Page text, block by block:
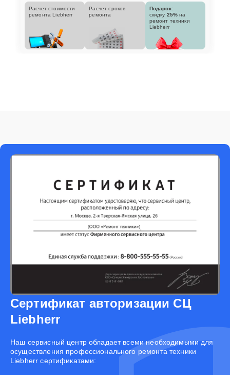
Расчет стоимости
ремонта Liebherr
Расчет сроков
ремонта
Подарок:
скидку 25% на
ремонт техники
Liebherr
Сертификат авторизации СЦ
Liebherr
Наш сервисный центр обладает всеми необходимыми для
осуществления профессионального ремонта техники
Liebherr сертификатами: